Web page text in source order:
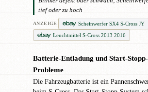
tief oder zu hoch
ANZEIGE
Scheinwerfer SX4 S-Cross JY
Leuchtmittel S-Cross 2013 2016
Batterie-Entladung und Start-Stopp-
Probleme
Die Fahrzeugbatterie ist ein